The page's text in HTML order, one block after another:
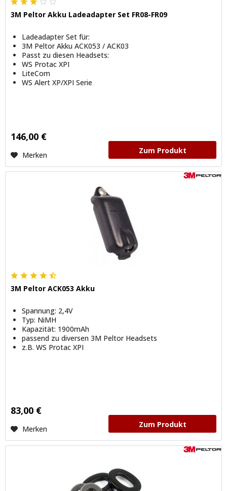
3M Peltor Akku Ladeadapter Set FR08-FR09
Ladeadapter Set für:
3M Peltor Akku ACK053 / ACK03
Passt zu diesen Headsets:
WS Protac XPI
LiteCom
WS Alert XP/XPI Serie
146,00 €
Merken Zum Produkt
3M Peltor ACK053 Akku
Spannung: 2,4V
Typ: NiMH
Kapazität: 1900mAh
passend zu diversen 3M Peltor Headsets
z.B. WS Protac XPI
83,00 €
Merken Zum Produkt